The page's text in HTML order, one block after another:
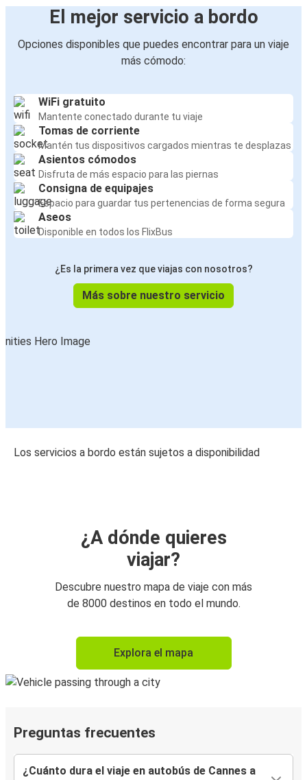
El mejor servicio a bordo
Opciones disponibles que puedes encontrar para un viaje
más cómodo:
WiFi gratuito
Mantente conectado durante tu viaje
Tomas de corriente
Mantén tus dispositivos cargados mientras te desplazas
Asientos cómodos
Disfruta de más espacio para las piernas
Consigna de equipajes
Espacio para guardar tus pertenencias de forma segura
Aseos
Disponible en todos los FlixBus
¿Es la primera vez que viajas con nosotros?
Más sobre nuestro servicio
Los servicios a bordo están sujetos a disponibilidad
¿A dónde quieres
viajar?
Descubre nuestro mapa de viaje con más
de 8000 destinos en todo el mundo.
Explora el mapa
Preguntas frecuentes
¿Cuánto dura el viaje en autobús de Cannes a